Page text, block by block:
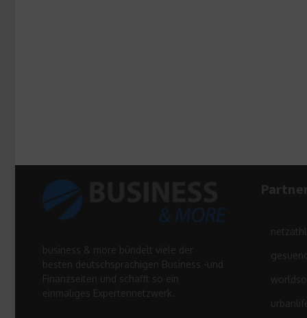
business & more bündelt viele der
besten deutschsprachigen Business -und
Finanzseiten und schafft so ein
einmaliges Expertennetzwerk.